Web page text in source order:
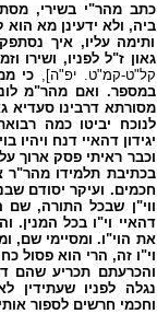
כתב מהר"י בשירי,
ביה, ולא ידעינן מא
ותימה עליו, איך
גאון ז"ל לפניו, ושירו
קל"ט-קמ"ט. יפ"ה], כי
במספר. ואם מהר"מ
מסורתא דרבינו סעדיא
לנוכח יביטו כמה
יגידון דהאיי דנח ויהיו
וכבר ראיתי פסק ארוך
בכתיבת תלמידו מהר"ר
חכמים. ועיקר יסודם
ווי"ן שבכל התורה, שם
דהאיי וי"ו בכל המנין.
את הוי"ו. ומסיימי שם,
וי"ו זה, הרי הוא פסול
והכרעתם תכריע שהם
נגלה לפניו שעתידין
וחכמי חרשים לספור